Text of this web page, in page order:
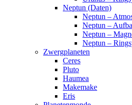
Neptun (Daten)
Neptun –
Neptun –
Neptun –
Neptun –
Zwergplaneten
Ceres
Pluto
Haumea
Makemake
Eris